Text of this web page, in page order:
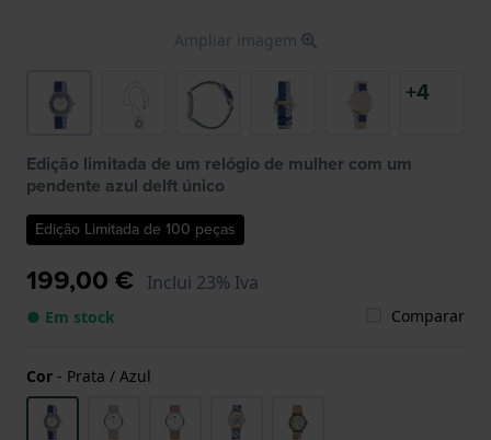
Ampliar imagem
+4
Edição limitada de um relógio de mulher com um
pendente azul delft único
Edição Limitada de 100 peças
199,00 € Inclui 23% Iva
● Em stock Comparar
Cor - Prata / Azul